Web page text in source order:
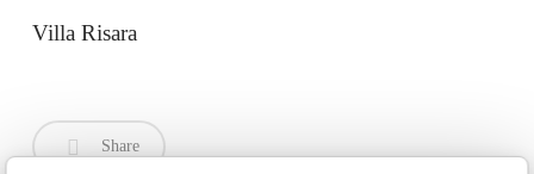
Villa Risara
Share